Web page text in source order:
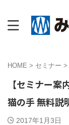
HOME > セミナー >
【セミナー
猫の手 無料説
2017年1月3日